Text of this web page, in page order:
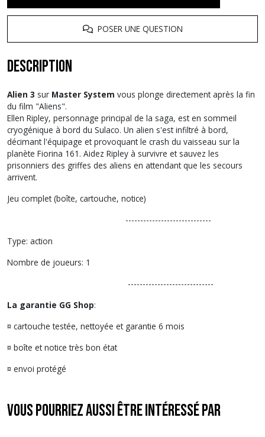
POSER UNE QUESTION
Description
Alien 3 sur Master System vous plonge directement après la fin
du film "Aliens".
Ellen Ripley, personnage principal de la saga, est en sommeil
cryogénique à bord du Sulaco. Un alien s'est infiltré à bord,
décimant l'équipage et provoquant le crash du vaisseau sur la
planète Fiorina 161. Aidez Ripley à survivre et sauvez les
prisonniers des griffes des aliens en attendant que les secours
arrivent.
Jeu complet (boîte, cartouche, notice)
-----------------------------
Type: action
Nombre de joueurs: 1
-----------------------------
La garantie GG Shop:
¤ cartouche testée, nettoyée et garantie 6 mois
¤ boîte et notice très bon état
¤ envoi protégé
Vous pourriez aussi être intéressé par